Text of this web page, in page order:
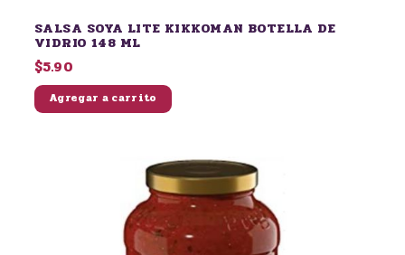
SALSA SOYA LITE KIKKOMAN BOTELLA DE
VIDRIO 148 ML
$5.90
Agregar a carrito